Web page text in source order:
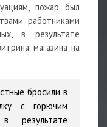
пожар был
работниками
в результате
магазина на
бросили в
с горючим
результате